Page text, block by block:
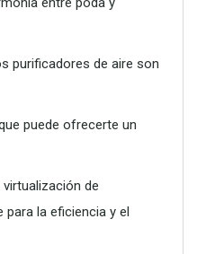
purificadores de aire son
puede ofrecerte un
de
la eficiencia y el